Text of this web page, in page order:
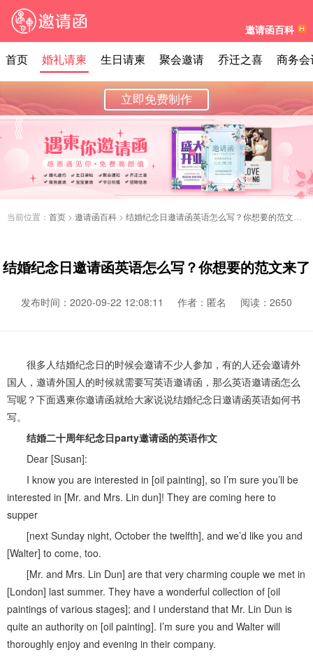
邀请函百科
首页 婚礼请柬 生日请柬 聚会邀请 乔迁之喜 商务会
立即免费制作
当前位置： 首页 > 邀请函百科 > 结婚纪念日邀请函英语怎么写？你想要的范文来了
结婚纪念日邀请函英语怎么写？你想要的范文来了
发布时间：2020-09-22 12:08:11 作者：匿名 阅读：2650
很多人结婚纪念日的时候会邀请不少人参加，有的人还会邀请外
国人，邀请外国人的时候就需要写英语邀请函，那么英语邀请函怎么
写呢？下面遇柬你邀请函就给大家说说结婚纪念日邀请函英语如何书
写。
结婚二十周年纪念日party邀请函的英语作文
Dear [Susan]:
I know you are interested in [oil painting], so I’m sure you’ll be
interested in [Mr. and Mrs. Lin dun]! They are coming here to
supper
[next Sunday night, October the twelfth], and we’d like you and
[Walter] to come, too.
[Mr. and Mrs. Lin Dun] are that very charming couple we met in
[London] last summer. They have a wonderful collection of [oil
paintings of various stages]; and I understand that Mr. Lin Dun is
quite an authority on [oil painting]. I’m sure you and Walter will
thoroughly enjoy and evening in their company.